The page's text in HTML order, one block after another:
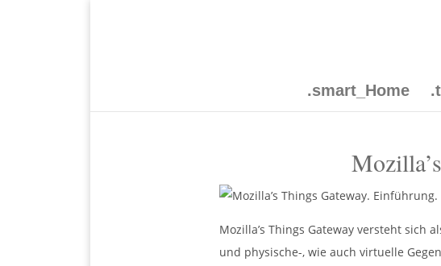
.smart_Home
Mozilla’s Things Gateway versteht sich
und physische-, wie auch virtuelle